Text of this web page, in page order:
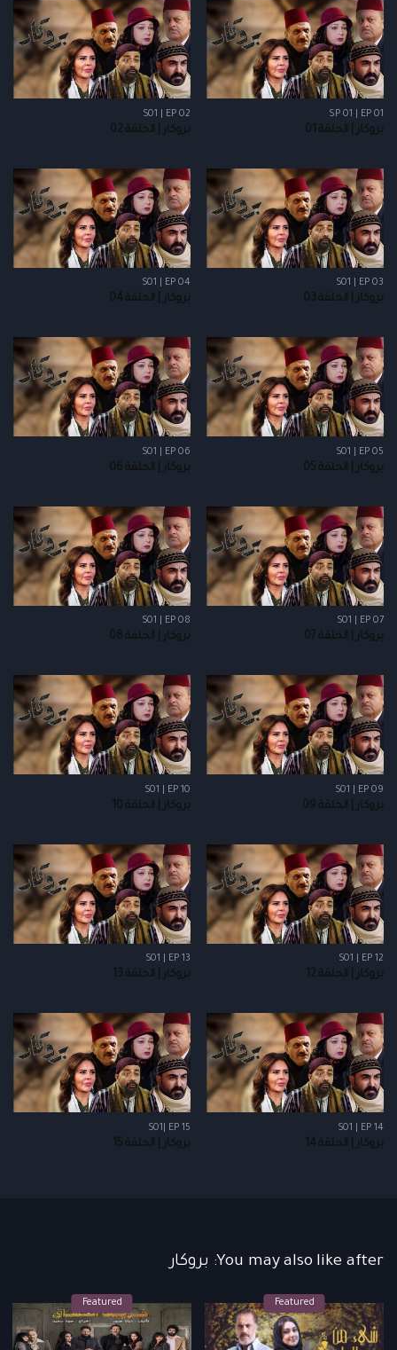
SP 01 | EP 01
بروكار | الحلقة 01
S01 | EP 02
بروكار | الحلقة 02
S01 | EP 03
بروكار | الحلقة 03
S01 | EP 04
بروكار | الحلقة 04
S01 | EP 05
بروكار | الحلقة 05
S01 | EP 06
بروكار | الحلقة 06
S01 | EP 07
بروكار | الحلقة 07
S01 | EP 08
بروكار | الحلقة 08
S01 | EP 09
بروكار | الحلقة 09
S01 | EP 10
بروكار | الحلقة 10
S01 | EP 12
بروكار | الحلقة 12
S01 | EP 13
بروكار | الحلقة 13
S01 | EP 14
بروكار | الحلقة 14
S01| EP 15
بروكار | الحلقة 15
You may also like after: بروكار
Featured Featured